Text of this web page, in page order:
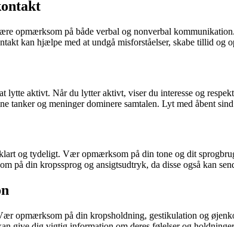
opmærksom på både verbal og nonverbal
kan hjælpe med at undgå misforståelser, skabe tillid og
lytte aktivt. Når du lytter aktivt, viser du interesse og
tanker og meninger dominere samtalen. Lyt med åbent
og tydeligt. Vær opmærksom på din tone og dit
din kropssprog og ansigtsudtryk, da disse også kan
opmærksom på din kropsholdning, gestikulation og